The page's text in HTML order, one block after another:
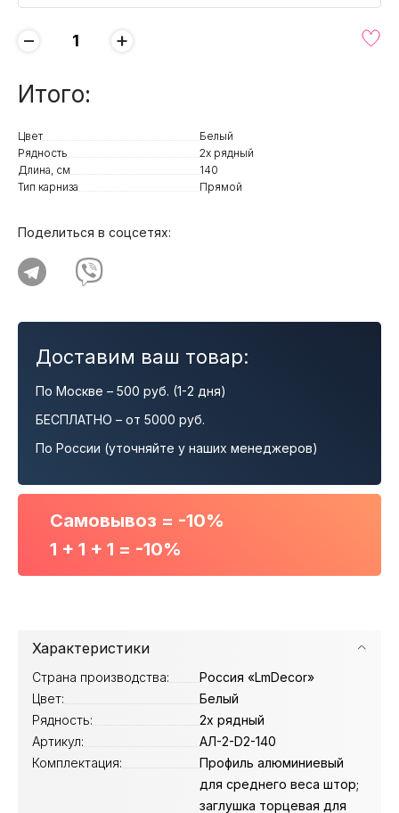
− +
Итого:
Цвет
Белый
Рядность
2х рядный
Длина, см
140
Тип карниза
Прямой
Поделиться в соцсетях:
Доставим ваш товар:
По Москве – 500 руб. (1-2 дня)
БЕСПЛАТНО – от 5000 руб.
По России (уточняйте у наших менеджеров)
Самовывоз = -10%
1 + 1 + 1 = -10%
Характеристики
Страна производства:
Россия «LmDecor»
Цвет:
Белый
Рядность:
2х рядный
Артикул:
АЛ-2-D2-140
Комплектация:
Профиль алюминиевый
для среднего веса штор;
заглушка торцевая для